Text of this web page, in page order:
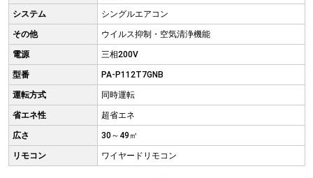
システム シングルエアコン
その他 ウイルス抑制・空気清浄機能
電源 三相200V
型番 PA-P112T7GNB
運転方式 同時運転
省エネ性 超省エネ
広さ 30～49㎡
リモコン ワイヤードリモコン